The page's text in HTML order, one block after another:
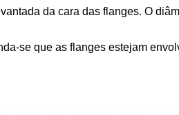
da cara das flanges. O
se que as flanges estejam